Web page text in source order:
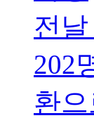
전
202
환